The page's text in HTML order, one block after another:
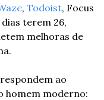
, Todoist, Focus
dias terem 26,
melhoras de
ao
homem moderno: